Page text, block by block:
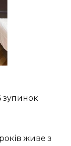
зупинок
живе з